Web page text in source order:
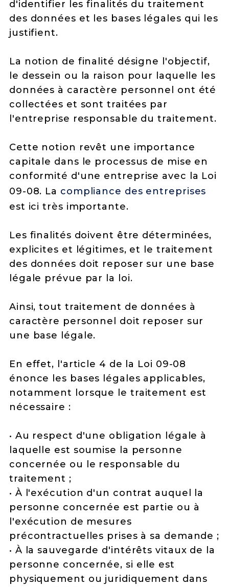
d'identifier les finalités du traitement
des données et les bases légales qui les
justifient.
La notion de finalité désigne l'objectif,
le dessein ou la raison pour laquelle les
données à caractère personnel ont été
collectées et sont traitées par
l'entreprise responsable du traitement.
Cette notion revêt une importance
capitale dans le processus de mise en
conformité d'une entreprise avec la Loi
09-08. La compliance des entreprises
est ici très importante.
Les finalités doivent être déterminées,
explicites et légitimes, et le traitement
des données doit reposer sur une base
légale prévue par la loi.
Ainsi, tout traitement de données à
caractère personnel doit reposer sur
une base légale.
En effet, l'article 4 de la Loi 09-08
énonce les bases légales applicables,
notamment lorsque le traitement est
nécessaire :
• Au respect d'une obligation légale à
laquelle est soumise la personne
concernée ou le responsable du
traitement ;
• À l'exécution d'un contrat auquel la
personne concernée est partie ou à
l'exécution de mesures
précontractuelles prises à sa demande ;
• À la sauvegarde d'intérêts vitaux de la
personne concernée, si elle est
physiquement ou juridiquement dans